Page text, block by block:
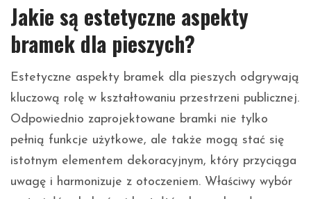
Jakie są estetyczne aspekty
bramek dla pieszych?
Estetyczne aspekty bramek dla pieszych odgrywają
kluczową rolę w kształtowaniu przestrzeni publicznej.
Odpowiednio zaprojektowane bramki nie tylko
pełnią funkcje użytkowe, ale także mogą stać się
istotnym elementem dekoracyjnym, który przyciąga
uwagę i harmonizuje z otoczeniem. Właściwy wybór